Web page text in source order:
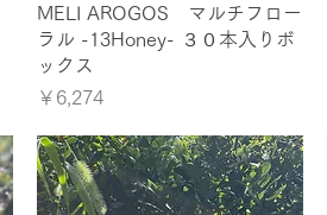
クイックビュー
MELI AROGOS マルチフロー
ラル -13Honey- ３０本入りボ
ックス
価格
￥6,274